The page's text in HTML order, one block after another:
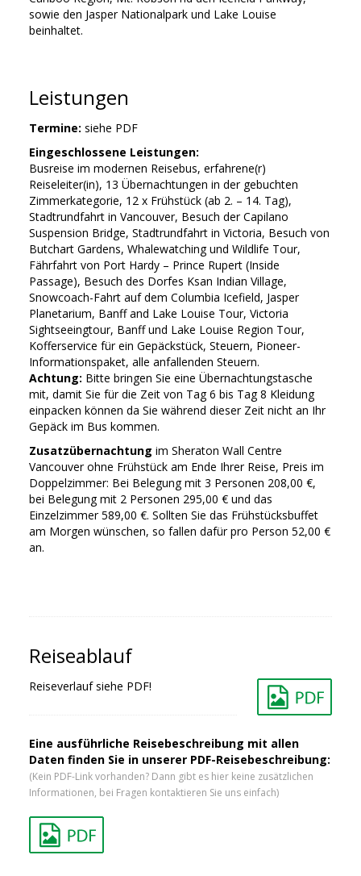
sowie den Jasper Nationalpark und Lake Louise
beinhaltet.
Leistungen
Termine: siehe PDF
Eingeschlossene Leistungen:
Busreise im modernen Reisebus, erfahrene(r)
Reiseleiter(in), 13 Übernachtungen in der gebuchten
Zimmerkategorie, 12 x Frühstück (ab 2. – 14. Tag),
Stadtrundfahrt in Vancouver, Besuch der Capilano
Suspension Bridge, Stadtrundfahrt in Victoria, Besuch von
Butchart Gardens, Whalewatching und Wildlife Tour,
Fährfahrt von Port Hardy – Prince Rupert (Inside
Passage), Besuch des Dorfes Ksan Indian Village,
Snowcoach-Fahrt auf dem Columbia Icefield, Jasper
Planetarium, Banff and Lake Louise Tour, Victoria
Sightseeingtour, Banff und Lake Louise Region Tour,
Kofferservice für ein Gepäckstück, Steuern, Pioneer-
Informationspaket, alle anfallenden Steuern.
Achtung: Bitte bringen Sie eine Übernachtungstasche
mit, damit Sie für die Zeit von Tag 6 bis Tag 8 Kleidung
einpacken können da Sie während dieser Zeit nicht an Ihr
Gepäck im Bus kommen.
Zusatzübernachtung im Sheraton Wall Centre
Vancouver ohne Frühstück am Ende Ihrer Reise, Preis im
Doppelzimmer: Bei Belegung mit 3 Personen 208,00 €,
bei Belegung mit 2 Personen 295,00 € und das
Einzelzimmer 589,00 €. Sollten Sie das Frühstücksbuffet
am Morgen wünschen, so fallen dafür pro Person 52,00 €
an.
Reiseablauf
Reiseverlauf siehe PDF!
Eine ausführliche Reisebeschreibung mit allen
Daten finden Sie in unserer PDF-Reisebeschreibung:
(Kein PDF-Link vorhanden? Dann gibt es hier keine zusätzlichen
Informationen, bei Fragen kontaktieren Sie uns einfach)